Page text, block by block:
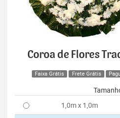
Coroa de Flores
Faixa Grátis Frete Grátis
1,0m x 1,0m